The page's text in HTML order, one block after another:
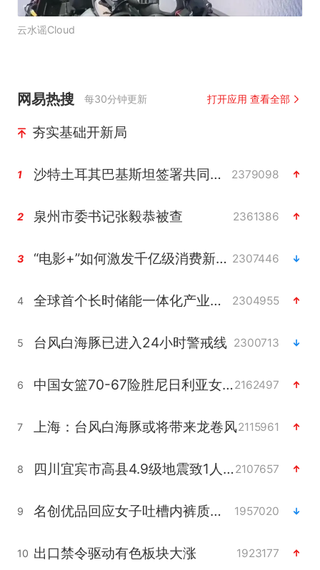
云水谣Cloud
网易热搜 每30分钟更新 打开应用 查看全部
夯实基础开新局
1 沙特土耳其巴基斯坦签署共同防务协议 2379098
2 泉州市委书记张毅恭被查 2361386
3 “电影+”如何激发千亿级消费新活力？ 2307446
4 全球首个长时储能一体化产业园量产 2304955
5 台风白海豚已进入24小时警戒线 2300713
6 中国女篮70-67险胜尼日利亚女篮2162497
7 上海：台风白海豚或将带来龙卷风2115961
8 四川宜宾市高县4.9级地震致1人死亡2107657
9 名创优品回应女子吐槽内裤质量差 1957020
10 出口禁令驱动有色板块大涨 1923177